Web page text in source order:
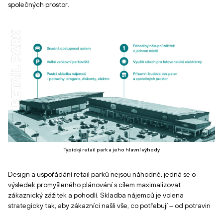
společných prostor.
Typický retail park a jeho hlavní výhody
Design a uspořádání retail parků nejsou náhodné, jedná se o
výsledek promyšleného plánování s cílem maximalizovat
zákaznický zážitek a pohodlí. Skladba nájemců je volena
strategicky tak, aby zákazníci našli vše, co potřebují – od potravin